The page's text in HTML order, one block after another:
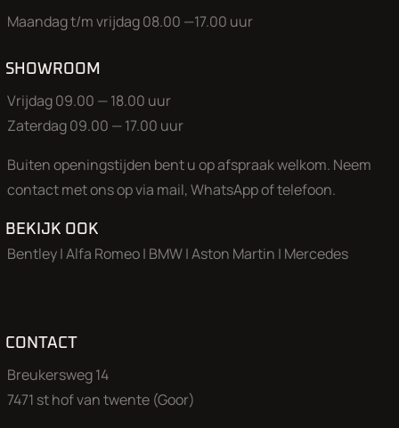
Maandag t/m vrijdag 08.00 —17.00 uur
SHOWROOM
Vrijdag 09.00 — 18.00 uur
Zaterdag 09.00 — 17.00 uur
Buiten openingstijden bent u op afspraak welkom. Neem
contact met ons op via mail, WhatsApp of telefoon.
BEKIJK OOK
Bentley|Alfa Romeo| BMW|Aston Martin | Mercedes
CONTACT
Breukersweg 14
7471 st hof van twente (Goor)